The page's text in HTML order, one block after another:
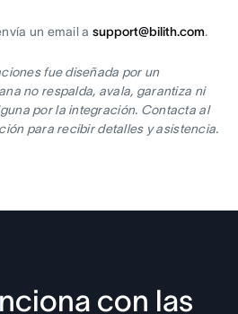
un email a support@bilith.com.
fue diseñada por un
no respalda, avala, garantiza ni
por la integración. Contacta al
para recibir detalles y asistencia.
con las